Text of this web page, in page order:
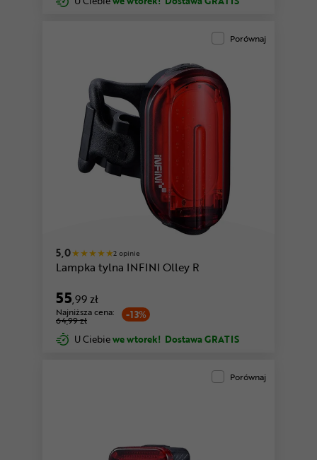
Porównaj
5,0 2 opinie
Lampka tylna INFINI Olley R
55,99 zł
-13%
Najniższa cena:
64,99 zł
U Ciebiewe wtorek! Dostawa GRATIS
Porównaj